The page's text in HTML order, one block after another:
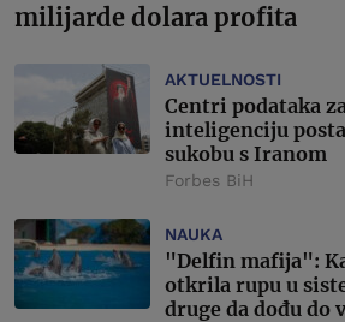
milijarde dolara profita
AKTUELNOSTI
Centri podataka
inteligenciju
sukobu s Iranom
Forbes BiH
NAUKA
"Delfin mafija":
otkrila rupu u
druge da dođu do